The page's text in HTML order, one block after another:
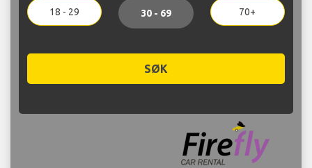
18 - 29 30 - 69 70+
SØK